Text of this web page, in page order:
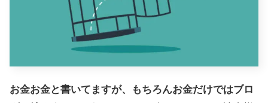
お金お金と書いてますが、もちろんお金だけではブロ